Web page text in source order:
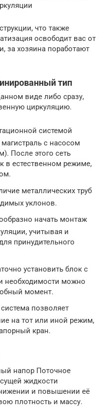
что также
освободит вас от
за хозяина поработают
тип
виде либо сразу,
циркуляцию.
системой
с насосом
После этого сеть
в естественном режиме,
металлических труб
уклонов.
начать монтаж
учитывая и
принудительного
установить блок с
необходимости можно
момент.
позволяет
на тот или иной режим,
кран.
напор Поточное
жидкости
и повышении её
плотность и массу.